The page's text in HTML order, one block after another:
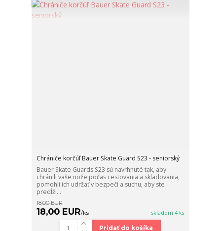
Chrániče korčúľ Bauer Skate Guard S23 - seniorský
Bauer Skate Guards S23 sú navrhnuté tak, aby
chránili vaše nože počas cestovania a skladovania,
pomohli ich udržať v bezpečí a suchu, aby ste
predĺži...
18,00 EUR
18,00 EUR/ks skladom 4 ks
Pridať do košíka